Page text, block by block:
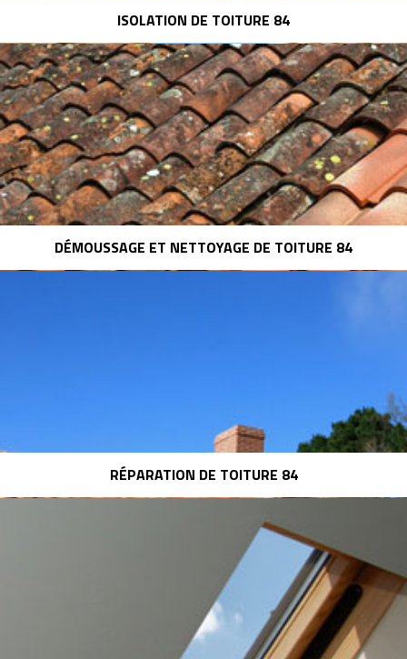
ISOLATION DE TOITURE 84
DÉMOUSSAGE ET NETTOYAGE DE TOITURE 84
RÉPARATION DE TOITURE 84